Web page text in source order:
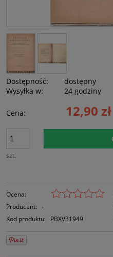
Dostępność:
dostępny
Wysyłka w:
24 godziny
Cena: 12,90 zł
szt.
Ocena:
Producent: -
Kod produktu:
PBXV31949